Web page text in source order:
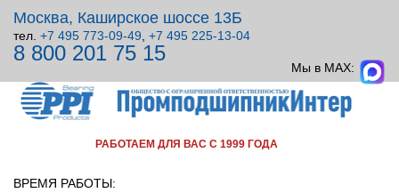
Москва, Каширское шоссе 13Б
тел. +7 495 773-09-49 +7 495 225-13-04
8 800 201 75 15
Мы в MAX:
РАБОТАЕМ ДЛЯ ВАС С 1999 ГОДА
ВРЕМЯ РАБОТЫ: